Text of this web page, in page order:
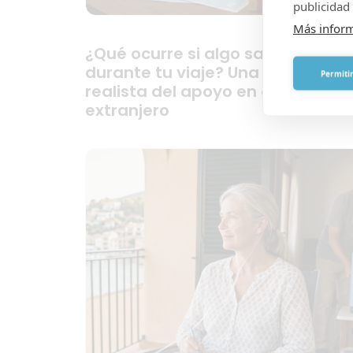
¿Qué ocurre si algo sale mal
durante tu viaje? Una visión
realista del apoyo en el
extranjero
Más